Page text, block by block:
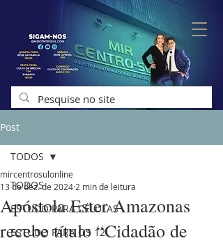
Post
TODOS
ESTUDO PARA CÉLULAS
ESTUDO PARA OS 12
TODOS
Apóstola Ester Amazonas
recebe título “Cidadão de
mircentrosulonline
13 de dez. de 2024 2 min de leitura